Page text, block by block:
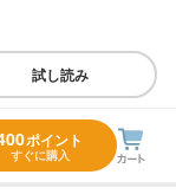
試し読み
ポイント
すぐに購入